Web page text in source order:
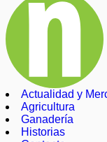
Actualidad y
Agricultura
Ganadería
Historias